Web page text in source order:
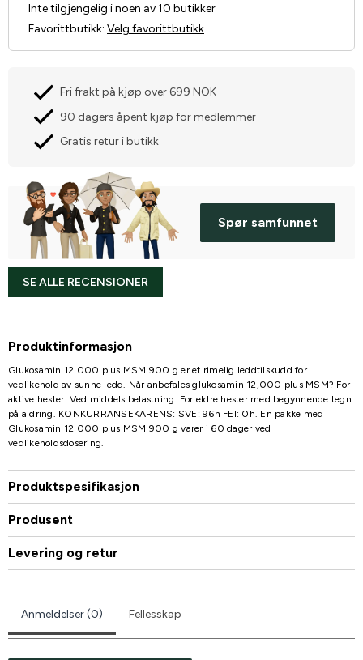
Inte tilgjengelig i noen av 10 butikker
Favorittbutikk: Velg favorittbutikk
Fri frakt på kjøp over 699 NOK
90 dagers åpent kjøp for medlemmer
Gratis retur i butikk
Spør samfunnet
SE ALLE RECENSIONER
Produktinformasjon
Glukosamin 12 000 plus MSM 900 g er et rimelig leddtilskudd for
vedlikehold av sunne ledd. Når anbefales glukosamin 12,000 plus MSM? For
aktive hester. Ved middels belastning. For eldre hester med begynnende tegn
på aldring. KONKURRANSEKARENS: SVE: 96h FEI: 0h. En pakke med
Glukosamin 12 000 plus MSM 900 g varer i 60 dager ved
vedlikeholdsdosering.
Produktspesifikasjon
Produsent
Levering og retur
Anmeldelser (0) Fellesskap